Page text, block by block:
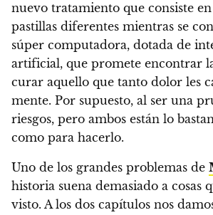
nuevo tratamiento que consiste
pastillas diferentes mientras se
súper computadora, dotada de
artificial, que promete encontrar
curar aquello que tanto dolor les
mente. Por supuesto, al ser una
riesgos, pero ambos están lo
como para hacerlo.
Uno de los grandes problemas de
historia suena demasiado a cosas
visto. A los dos capítulos nos